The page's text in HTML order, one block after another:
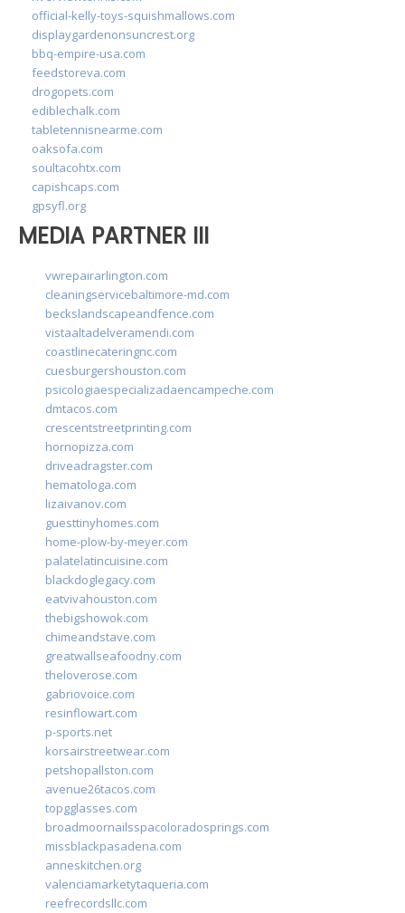
official-kelly-toys-squishmallows.com
displaygardenonsuncrest.org
bbq-empire-usa.com
feedstoreva.com
drogopets.com
ediblechalk.com
tabletennisnearme.com
oaksofa.com
soultacohtx.com
capishcaps.com
gpsyfl.org
MEDIA PARTNER III
vwrepairarlington.com
cleaningservicebaltimore-md.com
beckslandscapeandfence.com
vistaaltadelveramendi.com
coastlinecateringnc.com
cuesburgershouston.com
psicologiaespecializadaencampeche.com
dmtacos.com
crescentstreetprinting.com
hornopizza.com
driveadragster.com
hematologa.com
lizaivanov.com
guesttinyhomes.com
home-plow-by-meyer.com
palatelatincuisine.com
blackdoglegacy.com
eatvivahouston.com
thebigshowok.com
chimeandstave.com
greatwallseafoodny.com
theloverose.com
gabriovoice.com
resinflowart.com
p-sports.net
korsairstreetwear.com
petshopallston.com
avenue26tacos.com
topgglasses.com
broadmoornailsspacoloradosprings.com
missblackpasadena.com
anneskitchen.org
valenciamarketytaqueria.com
reefrecordsllc.com